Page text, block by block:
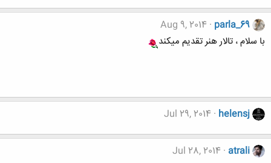
parla_69
Aug 9, 2014
با سلام ، تالار هنر تقدیم میکند
helensj
Jul 29, 2014
atrali
Jul 28, 2014